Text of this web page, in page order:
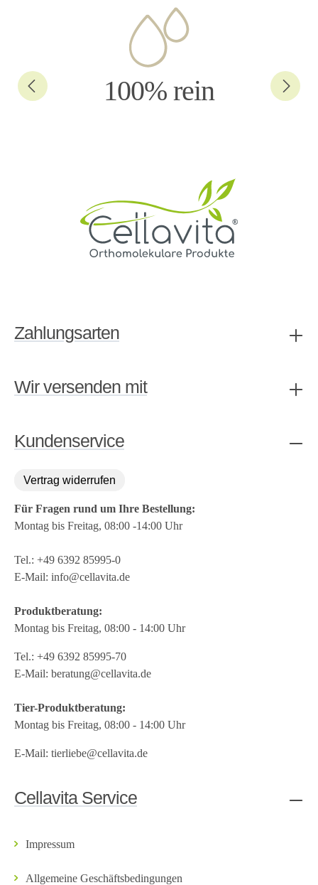
100% rein
Zahlungsarten
Wir versenden mit
Kundenservice
Vertrag widerrufen
Für Fragen rund um Ihre Bestellung:
Montag bis Freitag, 08:00 -14:00 Uhr
Tel.: +49 6392 85995-0
E-Mail: info@cellavita.de
Produktberatung:
Montag bis Freitag, 08:00 - 14:00 Uhr
Tel.: +49 6392 85995-70
E-Mail: beratung@cellavita.de
Tier-Produktberatung:
Montag bis Freitag, 08:00 - 14:00 Uhr
E-Mail: tierliebe@cellavita.de
Cellavita Service
Impressum
Allgemeine Geschäftsbedingungen